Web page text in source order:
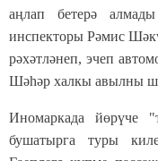
аңлап бетерә
инспекторы Рәмис
рәхәтләнеп, эчеп
Шәһәр халкы авылны
Иномаркада йөрүче
бушатырга туры